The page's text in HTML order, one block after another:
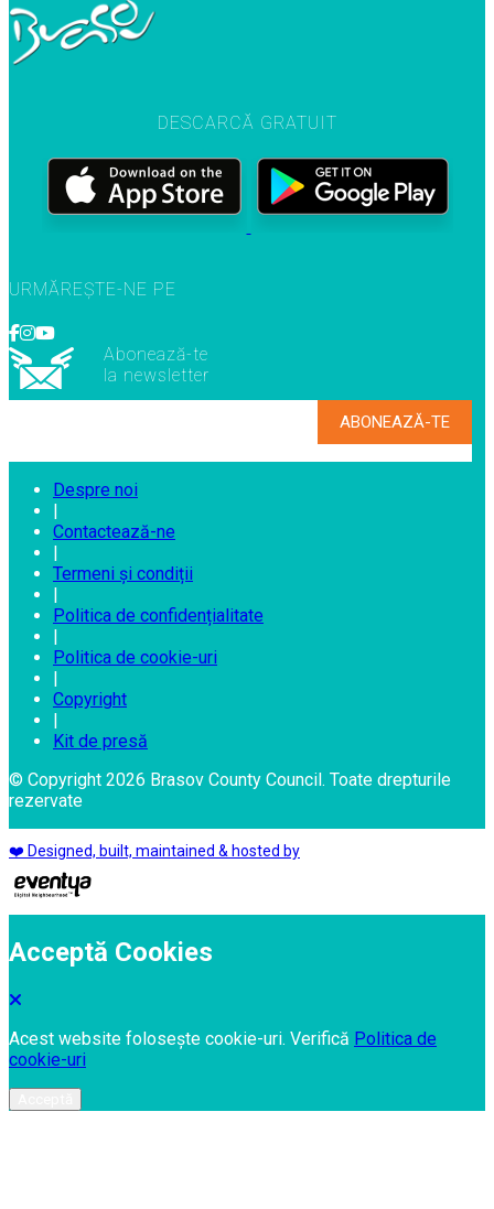
DESCARCĂ GRATUIT
URMĂREȘTE-NE PE
Abonează-te
la newsletter
Despre noi
|
Contactează-ne
|
Termeni și condiții
|
Politica de confidențialitate
|
Politica de cookie-uri
|
Copyright
|
Kit de presă
© Copyright 2026 Brasov County Council. Toate drepturile
rezervate
❤️ Designed, built, maintained & hosted by
Acceptă Cookies
Acest website folosește cookie-uri. Verifică Politica de
cookie-uri